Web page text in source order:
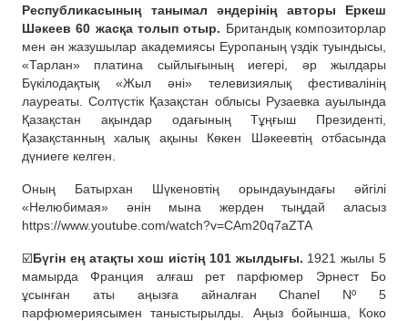
Республикасының танымал әндерінің авторы Еркеш
Шәкеев 60 жасқа толып отыр. Британдық композиторлар
мен ән жазушылар академиясы Еуропаның үздік туындысы,
«Тарлан» платина сыйлығының иегері, әр жылдары
Бүкілодақтық «Жыл әні» телевизиялық фестивалінің
лауреаты. Солтүстік Қазақстан облысы Рузаевка ауылында
Қазақстан ақындар одағының Тұңғыш Президенті,
Қазақстанның халық ақыны Көкен Шәкеевтің отбасында
дүниеге келген.
Оның Батырхан Шүкеновтің орындауындағы әйгілі
«Нелюбимая» әнін мына жерден тыңдай аласыз
https://www.youtube.com/watch?v=CAm20q7aZTA
☑️Бүгін ең атақты хош иістің 101 жылдығы. 1921 жылы 5
мамырда Франция алғаш рет парфюмер Эрнест Бо
ұсынған аты аңызға айналған Chanel Nº 5
парфюмериясымен таныстырылды. Аңыз бойынша, Коко